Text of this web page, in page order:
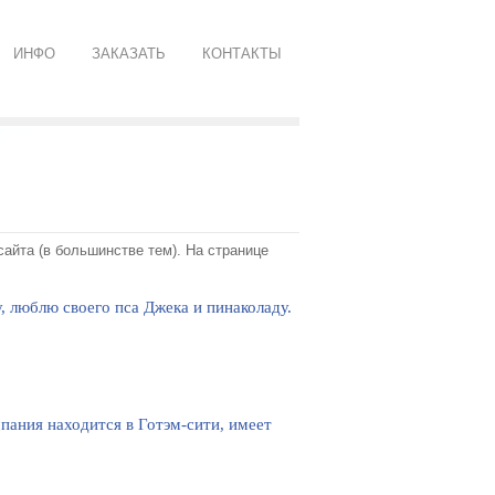
ИНФО ЗАКАЗАТЬ КОНТАКТЫ
(в большинстве тем). На странице
своего пса Джека и пинаколаду.
находится в Готэм-сити, имеет